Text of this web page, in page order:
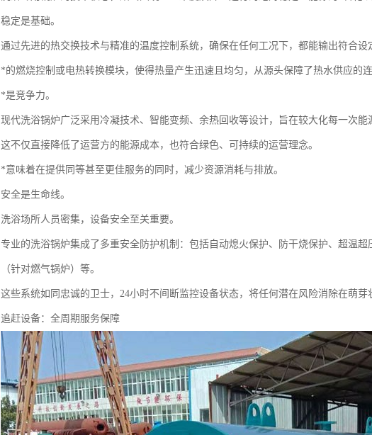
稳定是基础。
通过先进的热交换技术与精准的温度控制系统，确保在任何工况下，都能输出符合设
*的燃烧控制或电热转换模块，使得热量产生迅速且均匀，从源头保障了热水供应的
*是竞争力。
现代洗浴锅炉广泛采用冷凝技术、智能变频、余热回收等设计，旨在较大化每一次
这不仅直接降低了运营方的能源成本，也符合绿色、可持续的运营理念。
*意味着在提供同等甚至更佳服务的同时，减少资源消耗与排放。
安全是生命线。
洗浴场所人员密集，设备安全至关重要。
专业的洗浴锅炉集成了多重安全防护机制：包括自动熄火保护、防干烧保护、超温
（针对燃气锅炉）等。
这些系统如同忠诚的卫士，24小时不间断监控设备状态，将任何潜在风险消除在萌
追赶设备：全周期服务保障